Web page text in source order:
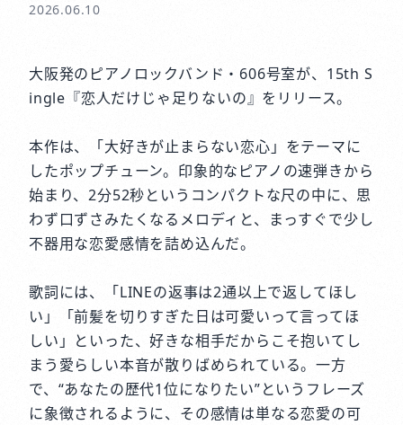
2026.06.10
大阪発のピアノロックバンド・606号室が、15th S
ingle『恋人だけじゃ足りないの』をリリース。
本作は、「大好きが止まらない恋心」をテーマに
したポップチューン。印象的なピアノの速弾きから
始まり、2分52秒というコンパクトな尺の中に、思
わず口ずさみたくなるメロディと、まっすぐで少し
不器用な恋愛感情を詰め込んだ。
歌詞には、「LINEの返事は2通以上で返してほし
い」「前髪を切りすぎた日は可愛いって言ってほ
しい」といった、好きな相手だからこそ抱いてし
まう愛らしい本音が散りばめられている。一方
で、“あなたの歴代1位になりたい”というフレーズ
に象徴されるように、その感情は単なる恋愛の可